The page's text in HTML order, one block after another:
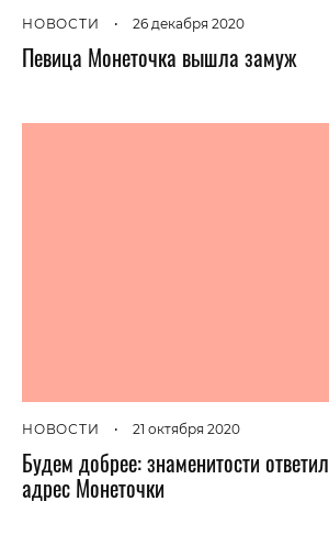
НОВОСТИ • 26 декабря 2020
Певица Монеточка вышла замуж
НОВОСТИ • 21 октября 2020
Будем добрее: знаменитости
адрес Монеточки